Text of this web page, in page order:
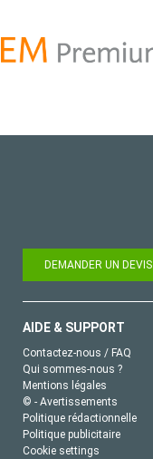
DEMANDER UN DEVIS
AIDE & SUPPORT
Contactez-nous / FAQ
Qui sommes-nous ?
Mentions légales
© - Avertissements
Politique rédactionnelle
Politique publicitaire
Cookie settings